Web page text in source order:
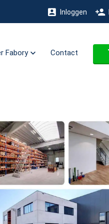
Inloggen
Fabory Contact